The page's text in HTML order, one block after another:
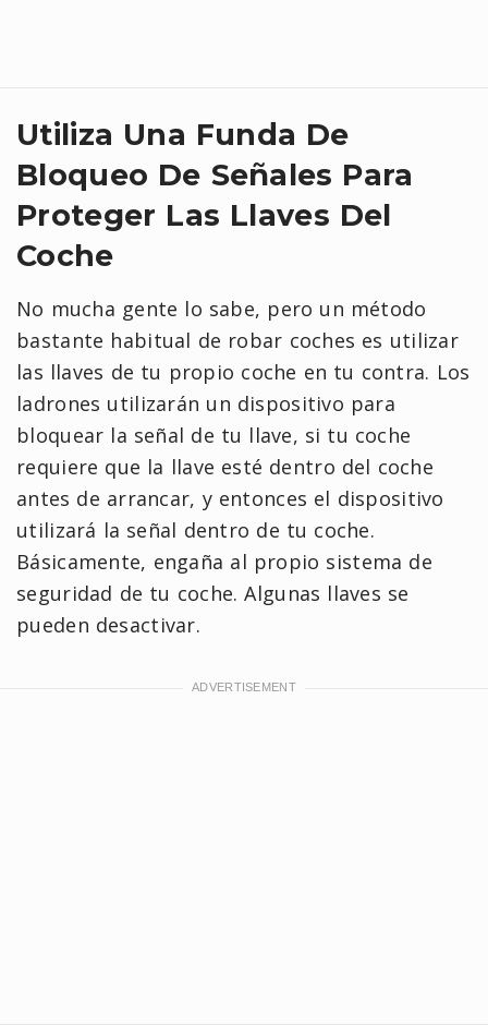
Utiliza Una Funda De
Bloqueo De Señales Para
Proteger Las Llaves Del
Coche
No mucha gente lo sabe, pero un método
bastante habitual de robar coches es utilizar
las llaves de tu propio coche en tu contra. Los
ladrones utilizarán un dispositivo para
bloquear la señal de tu llave, si tu coche
requiere que la llave esté dentro del coche
antes de arrancar, y entonces el dispositivo
utilizará la señal dentro de tu coche.
Básicamente, engaña al propio sistema de
seguridad de tu coche. Algunas llaves se
pueden desactivar.